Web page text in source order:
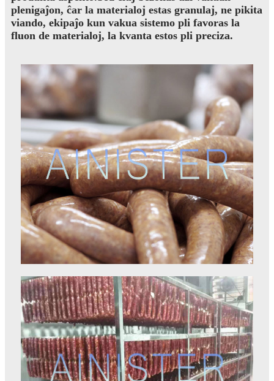
plenigaĵon, ĉar la materialoj estas granulaj, ne pikita
viando, ekipaĵo kun vakua sistemo pli favoras la
fluon de materialoj, la kvanta estos pli preciza.